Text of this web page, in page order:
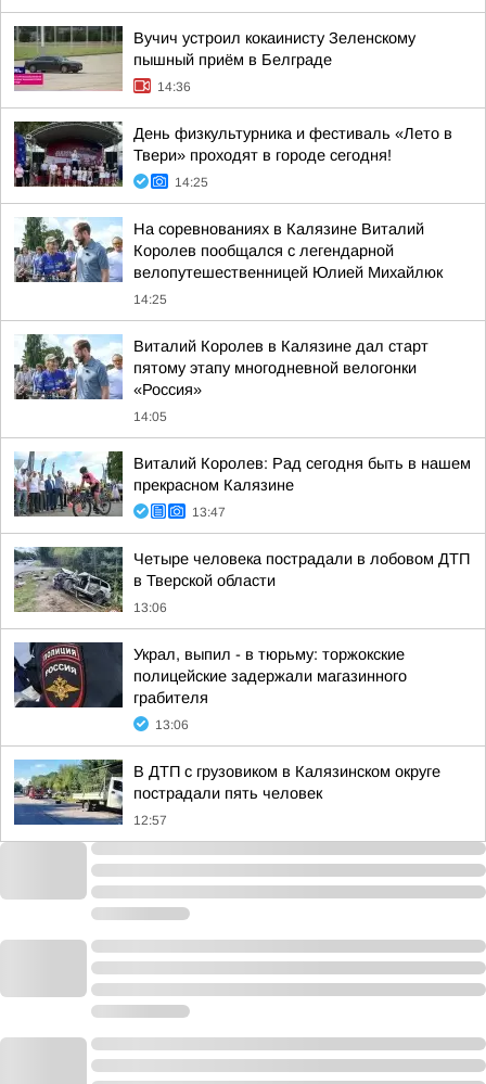
Вучич устроил кокаинисту Зеленскому
пышный приём в Белграде
14:36
День физкультурника и фестиваль «Лето в
Твери» проходят в городе сегодня!
14:25
На соревнованиях в Калязине Виталий
Королев пообщался с легендарной
велопутешественницей Юлией Михайлюк
14:25
Виталий Королев в Калязине дал старт
пятому этапу многодневной велогонки
«Россия»
14:05
Виталий Королев: Рад сегодня быть в нашем
прекрасном Калязине
13:47
Четыре человека пострадали в лобовом ДТП
в Тверской области
13:06
Украл, выпил - в тюрьму: торжокские
полицейские задержали магазинного
грабителя
13:06
В ДТП с грузовиком в Калязинском округе
пострадали пять человек
12:57